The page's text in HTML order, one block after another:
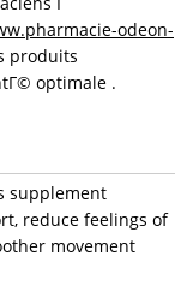
odeon-
produits
optimale .
supplement
reduce feelings of
movement